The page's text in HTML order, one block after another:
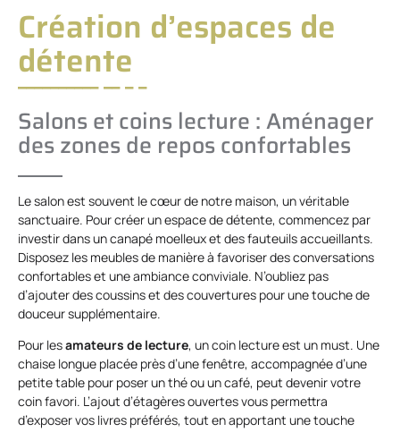
Création d’espaces de
détente
Salons et coins lecture : Aménager
des zones de repos confortables
Le salon est souvent le cœur de notre maison, un véritable
sanctuaire. Pour créer un espace de détente, commencez par
investir dans un canapé moelleux et des fauteuils accueillants.
Disposez les meubles de manière à favoriser des conversations
confortables et une ambiance conviviale. N’oubliez pas
d’ajouter des coussins et des couvertures pour une touche de
douceur supplémentaire.
Pour lesamateurs de lecture, un coin lecture est un must. Une
chaise longue placée près d’une fenêtre, accompagnée d’une
petite table pour poser un thé ou un café, peut devenir votre
coin favori. L’ajout d’étagères ouvertes vous permettra
d’exposer vos livres préférés, tout en apportant une touche